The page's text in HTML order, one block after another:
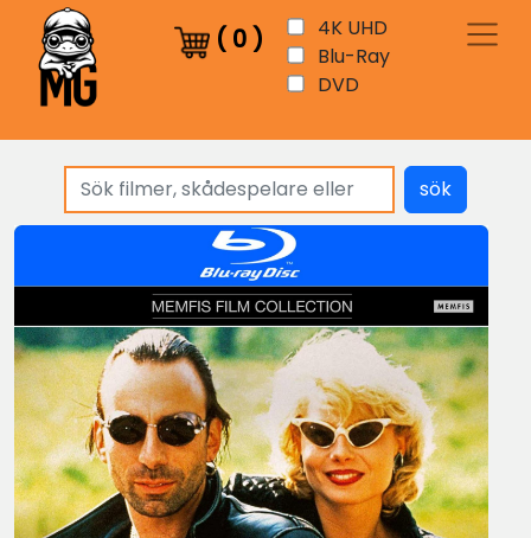
( 0 )
4K UHD
Blu-Ray
DVD
sök